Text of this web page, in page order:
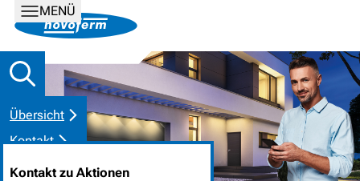
MENÜ
Übersicht
Kontakt
Kontakt zu Aktionen